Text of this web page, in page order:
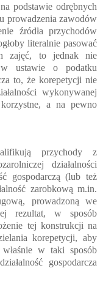
podstawie odrębnych
prowadzenia zawodów
źródła przychodów
literalnie pasować
zajęć, to jednak nie
ustawie o podatku
to, że korepetycji nie
wykonywanej
a na pewno
przychody z
działalności
gospodarczą (lub też
zarobkową m.in.
prowadzoną we
rezultat, w sposób
tej konstrukcji na
korepetycji, aby
w taki sposób
gospodarcza